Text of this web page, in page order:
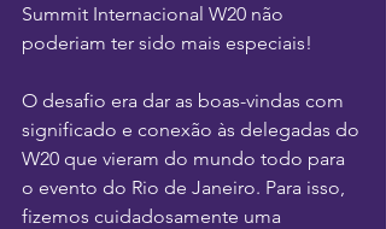
Summit Internacional W20 não
poderiam ter sido mais especiais!
O desafio era dar as boas-vindas com
significado e conexão às delegadas do
W20 que vieram do mundo todo para
o evento do Rio de Janeiro. Para isso,
fizemos cuidadosamente uma